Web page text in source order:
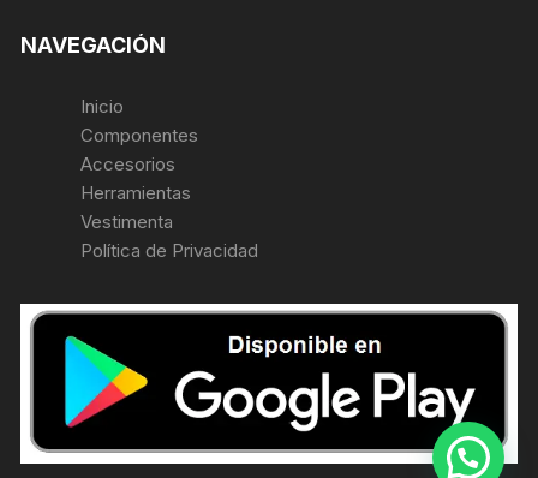
NAVEGACIÓN
Inicio
Componentes
Accesorios
Herramientas
Vestimenta
Política de Privacidad